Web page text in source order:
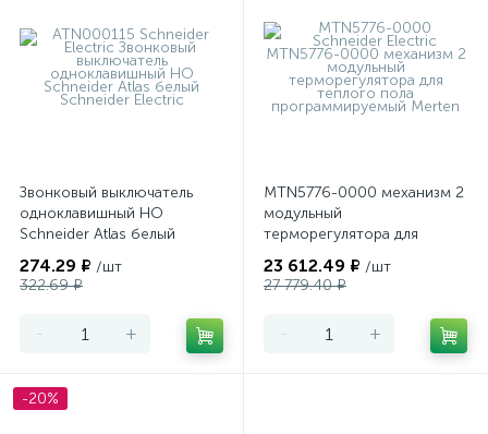
Звонковый выключатель
одноклавишный НО
Schneider Atlas белый
274.29 ₽ /шт
322.69 ₽
- +
MTN5776-0000 механизм 2
модульный
терморегулятора для
программируемый Merten
23 612.49 ₽ /шт
27 779.40 ₽
- +
-20%